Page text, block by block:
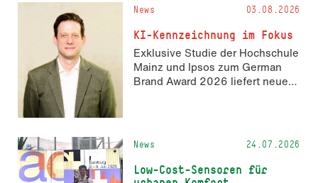
Hackathon hack4GDI_DE an der
Hochschule Mainz aus. Die
Anmeldung ist geöffnet und bis
zum 2. Oktober 2026 möglich.
News 03.08.2026
KI-Kennzeichnung im Fokus
Exklusive Studie der Hochschule
Mainz und Ipsos zum German
Brand Award 2026 liefert neue
News 24.07.2026
Low-Cost-Sensoren für